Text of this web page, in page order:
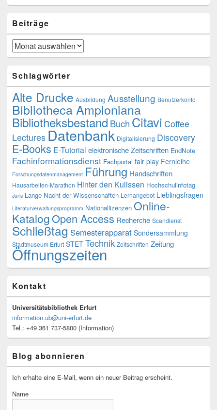
Beiträge
Beiträge
Schlagwörter
Alte Drucke Ausbildung Ausstellung Benutzerkonto
Bibliotheca Amploniana
Bibliotheksbestand Buch Citavi Coffee
Lectures Datenbank Digitalisierung Discovery
E-Books E-Tutorial elektronische Zeitschriften EndNote
Fachinformationsdienst Fachportal fair play Fernleihe
Forschungsdatenmanagement Führung Handschriften
Hausarbeiten-Marathon Hinter den Kulissen Hochschulinfotag
Juris Lange Nacht der Wissenschaften Lernangebot Lieblingsfragen
Literaturverwaltungsprogramm Nationallizenzen Online-
KatalogOpen Access Recherche Scandienst
Schließtag Semesterapparat Sondersammlung
Stadtmuseum Erfurt STET Technik Zeitschriften Zeitung
Öffnungszeiten
Kontakt
Universitätsbibliothek Erfurt
information.ub@uni-erfurt.de
Tel.: +49 361 737-5800 (Information)
Blog abonnieren
Ich erhalte eine E-Mail, wenn ein neuer Beitrag erscheint.
Name